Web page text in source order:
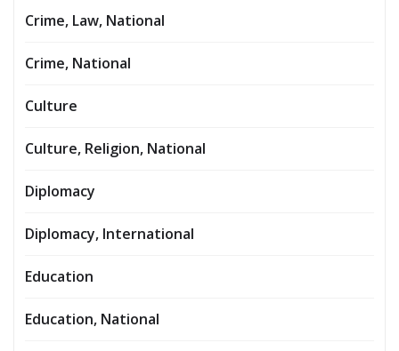
Crime, Law, National
Crime, National
Culture
Culture, Religion, National
Diplomacy
Diplomacy, International
Education
Education, National